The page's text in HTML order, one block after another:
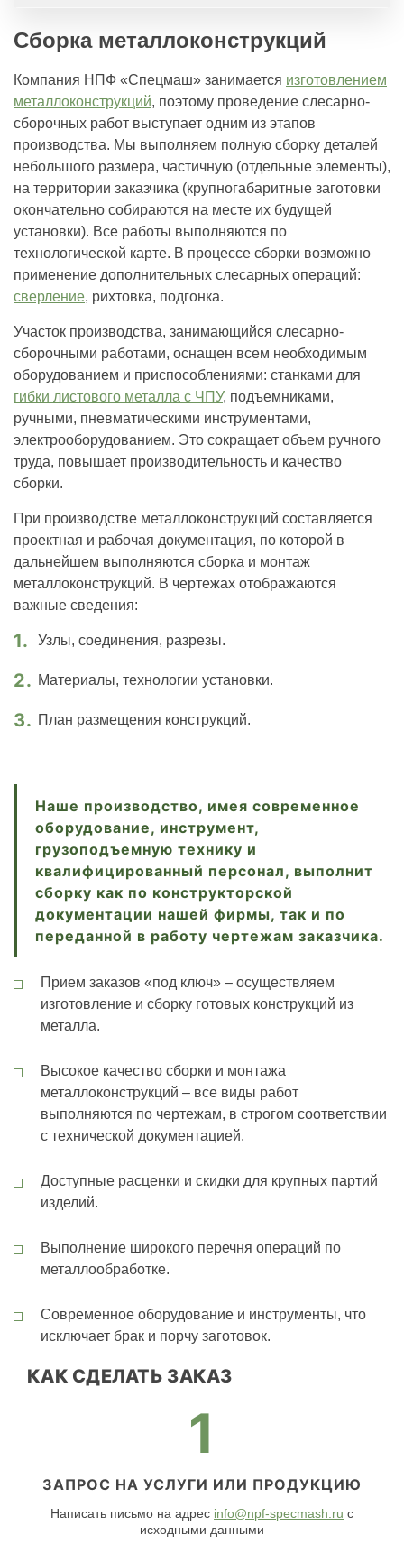
Сборка металлоконструкций
Компания НПФ «Спецмаш» занимается изготовлением
металлоконструкций, поэтому проведение слесарно-
сборочных работ выступает одним из этапов
производства. Мы выполняем полную сборку деталей
небольшого размера, частичную (отдельные элементы),
на территории заказчика (крупногабаритные заготовки
окончательно собираются на месте их будущей
установки). Все работы выполняются по
технологической карте. В процессе сборки возможно
применение дополнительных слесарных операций:
сверление, рихтовка, подгонка.
Участок производства, занимающийся слесарно-
сборочными работами, оснащен всем необходимым
оборудованием и приспособлениями: станками для
гибки листового металла с ЧПУ, подъемниками,
ручными, пневматическими инструментами,
электрооборудованием. Это сокращает объем ручного
труда, повышает производительность и качество
сборки.
При производстве металлоконструкций составляется
проектная и рабочая документация, по которой в
дальнейшем выполняются сборка и монтаж
металлоконструкций. В чертежах отображаются
важные сведения:
Узлы, соединения, разрезы.
Материалы, технологии установки.
План размещения конструкций.
Наше производство, имея современное
оборудование, инструмент,
грузоподъемную технику и
квалифицированный персонал, выполнит
сборку как по конструкторской
документации нашей фирмы, так и по
переданной в работу чертежам заказчика.
Прием заказов «под ключ» – осуществляем
изготовление и сборку готовых конструкций из
металла.
Высокое качество сборки и монтажа
металлоконструкций – все виды работ
выполняются по чертежам, в строгом соответствии
с технической документацией.
Доступные расценки и скидки для крупных партий
изделий.
Выполнение широкого перечня операций по
металлообработке.
Современное оборудование и инструменты, что
исключает брак и порчу заготовок.
КАК СДЕЛАТЬ ЗАКАЗ
1
ЗАПРОС НА УСЛУГИ ИЛИ ПРОДУКЦИЮ
Написать письмо на адрес info@npf-specmash.ru с
исходными данными